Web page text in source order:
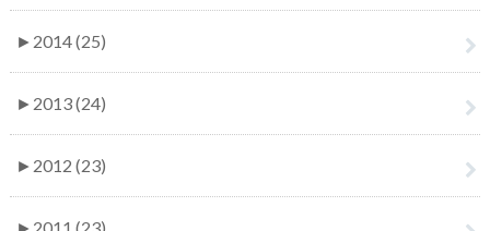
► 2014 (25)
► 2013 (24)
► 2012 (23)